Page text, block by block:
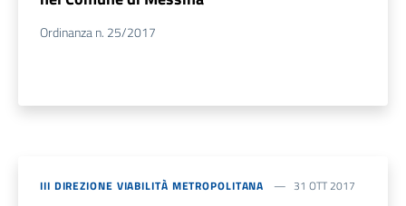
Ordinanza n. 25/2017
III DIREZIONE VIABILITÀ METROPOLITANA 31 OTT 2017